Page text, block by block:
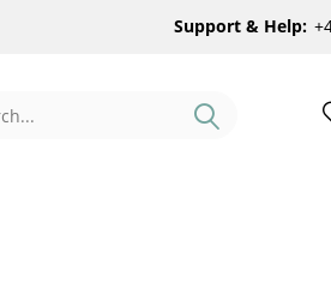
Support & Help: